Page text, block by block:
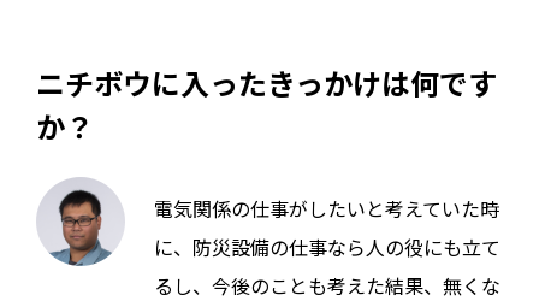
ニチボウに入ったきっかけは何です
か？
電気関係の仕事がしたいと考えていた時
に、防災設備の仕事なら人の役にも立て
るし、今後のことも考えた結果、無くな